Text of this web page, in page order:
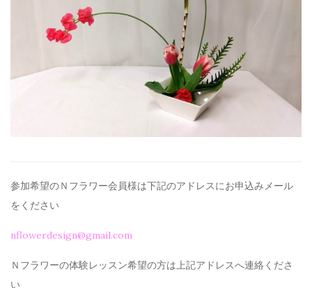
参加希望のＮフラワー会員様は下記のアドレスにお申込みメール
を ください
nflowerdesign@gmail.com
Ｎフラワーの体験レッスン希望の方は上記アドレスへ連絡くださ
い